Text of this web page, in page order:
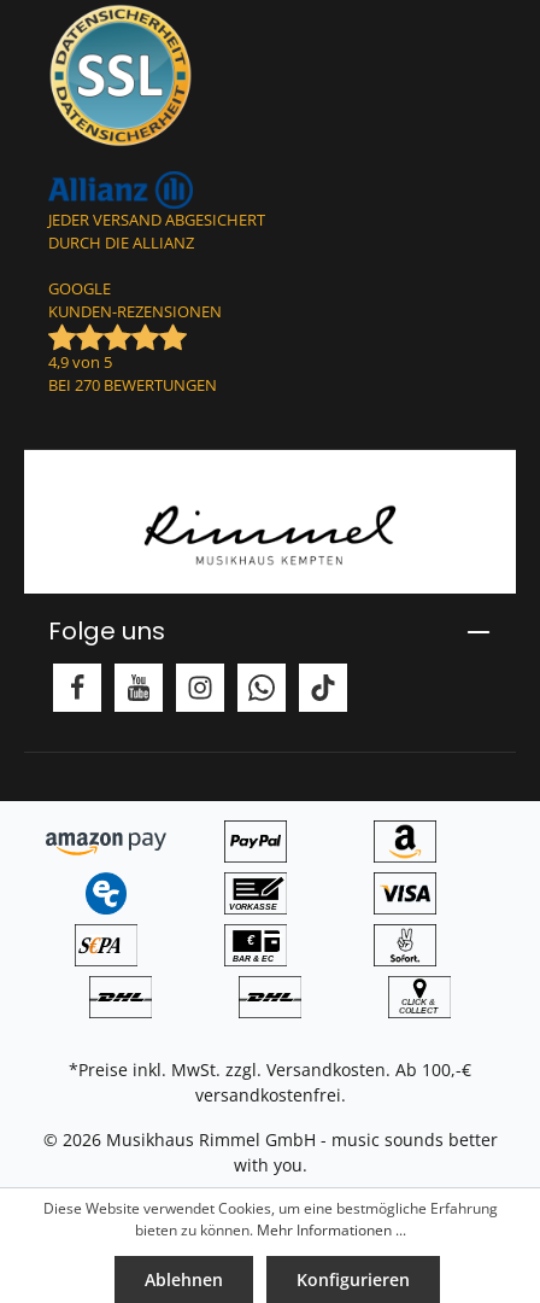
Folge uns
JEDER VERSAND ABGESICHERT
DURCH DIE ALLIANZ
GOOGLE
KUNDEN-REZENSIONEN
4,9 von 5
BEI 270 BEWERTUNGEN
© 2026 Musikhaus Rimmel GmbH - music sounds better
with you.
*Preise inkl. MwSt. zzgl. Versandkosten. Ab 100,-€
versandkostenfrei.
Diese Website verwendet Cookies, um eine bestmögliche Erfahrung
bieten zu können. Mehr Informationen ...
Ablehnen Konfigurieren